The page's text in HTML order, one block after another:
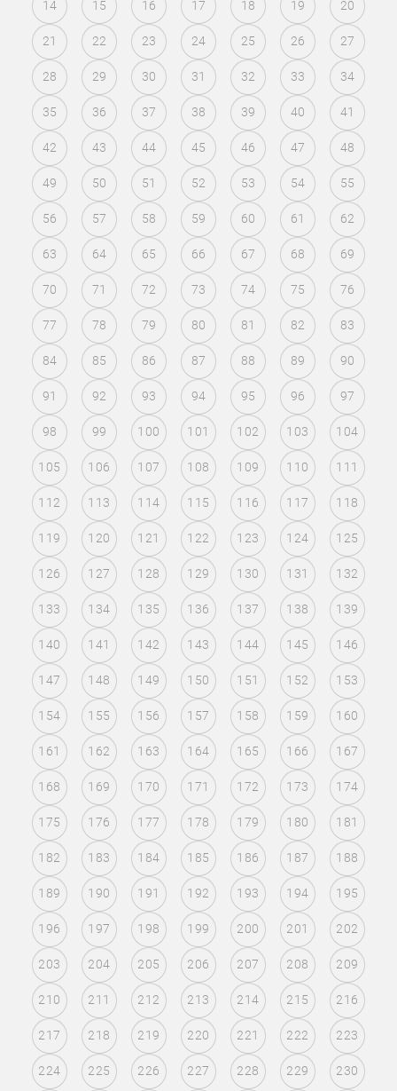
14 15 16 17 18 19 20
21 22 23 24 25 26 27
28 29 30 31 32 33 34
35 36 37 38 39 40 41
42 43 44 45 46 47 48
49 50 51 52 53 54 55
56 57 58 59 60 61 62
63 64 65 66 67 68 69
70 71 72 73 74 75 76
77 78 79 80 81 82 83
84 85 86 87 88 89 90
91 92 93 94 95 96 97
98 99 100 101 102 103 104
105 106 107 108 109 110 111
112 113 114 115 116 117 118
119 120 121 122 123 124 125
126 127 128 129 130 131 132
133 134 135 136 137 138 139
140 141 142 143 144 145 146
147 148 149 150 151 152 153
154 155 156 157 158 159 160
161 162 163 164 165 166 167
168 169 170 171 172 173 174
175 176 177 178 179 180 181
182 183 184 185 186 187 188
189 190 191 192 193 194 195
196 197 198 199 200 201 202
203 204 205 206 207 208 209
210 211 212 213 214 215 216
217 218 219 220 221 222 223
224 225 226 227 228 229 230